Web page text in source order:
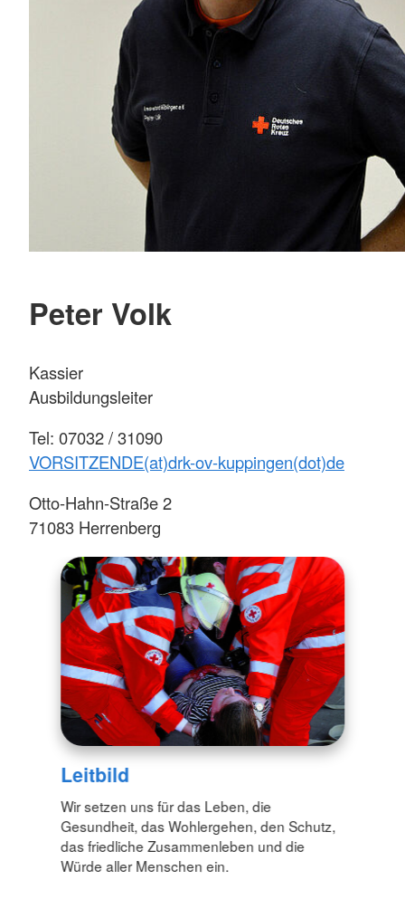
Peter Volk
Kassier
Ausbildungsleiter
Tel: 07032 / 31090
VORSITZENDE(at)drk-ov-kuppingen(dot)de
Otto-Hahn-Straße 2
71083 Herrenberg
Leitbild
Wir setzen uns für das Leben, die
Gesundheit, das Wohlergehen, den Schutz,
das friedliche Zusammenleben und die
Würde aller Menschen ein.